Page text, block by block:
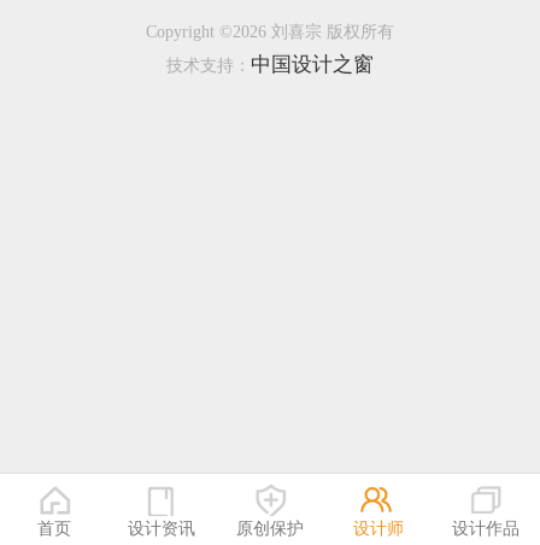
恭喜133****9020用户作品已成功备案！
Copyright ©2026 刘喜宗 版权所有
技术支持： 中国设计之窗
首页 设计资讯 原创保护 设计师 设计作品